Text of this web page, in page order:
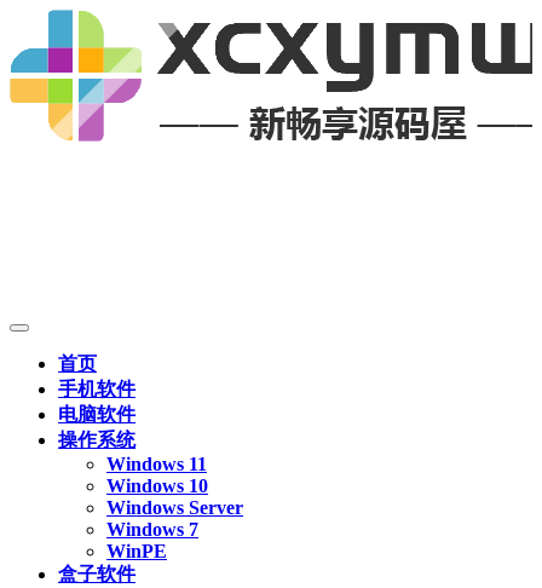
首页
手机软件
电脑软件
操作系统
Windows 11
Windows 10
Windows Server
Windows 7
WinPE
盒子软件